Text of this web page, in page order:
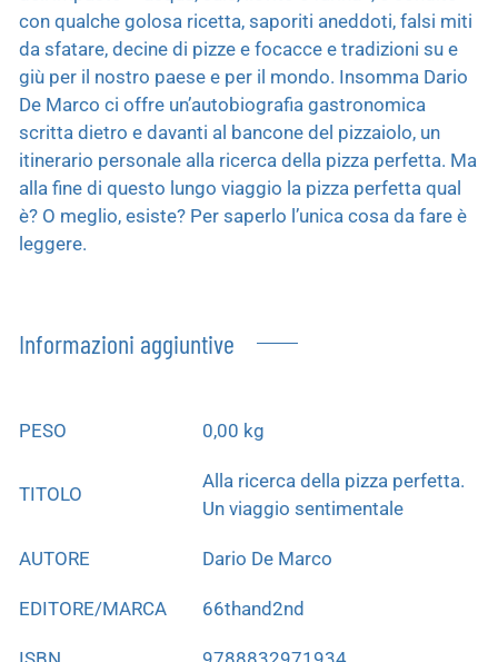
con qualche golosa ricetta, saporiti aneddoti, falsi miti
da sfatare, decine di pizze e focacce e tradizioni su e
giù per il nostro paese e per il mondo. Insomma Dario
De Marco ci offre un’autobiografia gastronomica
scritta dietro e davanti al bancone del pizzaiolo, un
itinerario personale alla ricerca della pizza perfetta. Ma
alla fine di questo lungo viaggio la pizza perfetta qual
è? O meglio, esiste? Per saperlo l’unica cosa da fare è
leggere.
Informazioni aggiuntive
PESO 0,00 kg
TITOLO
Alla ricerca della pizza perfetta.
Un viaggio sentimentale
AUTORE Dario De Marco
EDITORE/MARCA 66thand2nd